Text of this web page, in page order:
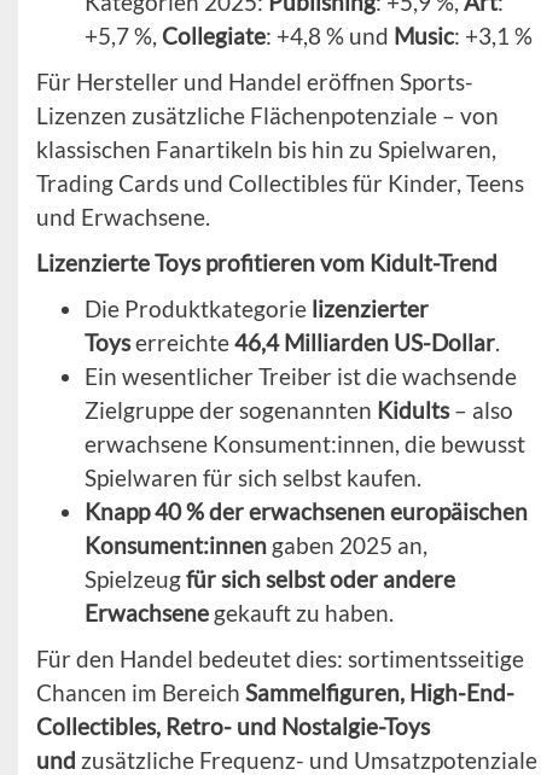
+5,7 %, Collegiate: +4,8 % und Music: +3,1 %
Für Hersteller und Handel eröffnen Sports-
Lizenzen zusätzliche Flächenpotenziale – von
klassischen Fanartikeln bis hin zu Spielwaren,
Trading Cards und Collectibles für Kinder, Teens
und Erwachsene.
Lizenzierte Toys profitieren vom Kidult-Trend
Die Produktkategorie lizenzierter
Toyserreichte46,4 Milliarden US-Dollar.
Ein wesentlicher Treiber ist die wachsende
Zielgruppe der sogenannten Kidults– also
erwachsene Konsument:innen, die bewusst
Spielwaren für sich selbst kaufen.
Knapp 40 % der erwachsenen europäischen
Konsument:innen gaben 2025 an,
Spielzeugfür sich selbst oder andere
Erwachsene gekauft zu haben.
Für den Handel bedeutet dies: sortimentsseitige
Chancen im Bereich Sammelfiguren, High-End-
Collectibles, Retro- und Nostalgie-Toys
und zusätzliche Frequenz- und Umsatzpotenziale